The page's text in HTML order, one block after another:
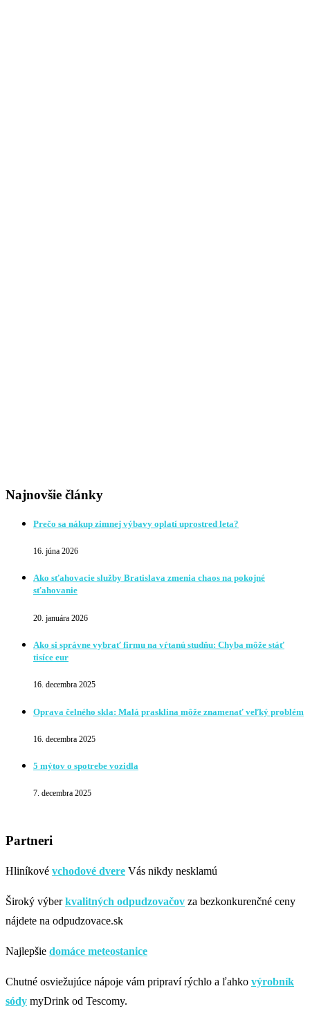
Najnovšie články
Prečo sa nákup zimnej výbavy oplatí uprostred leta?
16. júna 2026
Ako sťahovacie služby Bratislava zmenia chaos na pokojné
sťahovanie
20. januára 2026
Ako si správne vybrať firmu na vŕtanú studňu: Chyba môže stáť
tisíce eur
16. decembra 2025
Oprava čelného skla: Malá prasklina môže znamenať veľký problém
16. decembra 2025
5 mýtov o spotrebe vozidla
7. decembra 2025
Partneri
Hliníkové vchodové dvere Vás nikdy nesklamú
Široký výberkvalitných odpudzovačov za bezkonkurenčné ceny
nájdete na odpudzovace.sk
Najlepšie domáce meteostanice
Chutné osviežujúce nápoje vám pripraví rýchlo a ľahko výrobník
sódy myDrink od Tescomy.